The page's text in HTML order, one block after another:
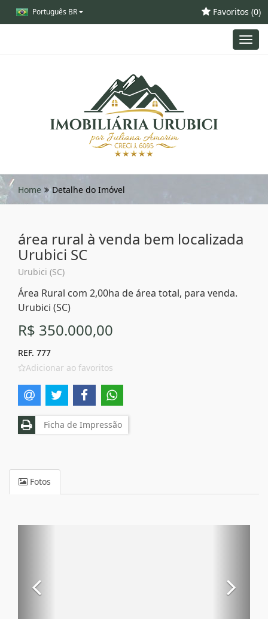
Português BR Favoritos (0)
Home Detalhe do Imóvel
área rural à venda bem localizada
Urubici SC
Urubici (SC)
Área Rural com 2,00ha de área total, para venda.
Urubici (SC)
R$ 350.000,00
REF. 777
Adicionar ao favoritos
Ficha de Impressão
Fotos